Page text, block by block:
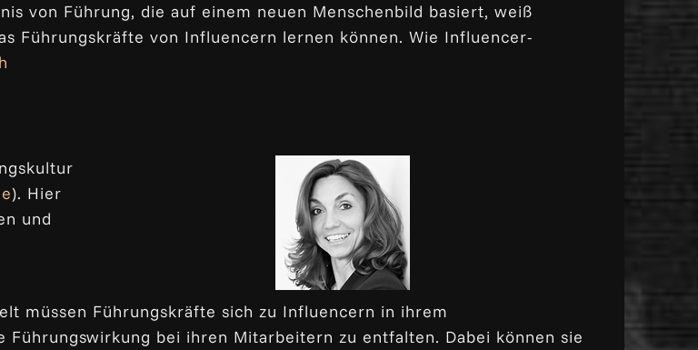
von Führung, die auf einem neuen Menschenbild basiert, weiß
Führungskräfte von Influencern lernen können. Wie Influencer-
). Hier
und
müssen Führungskräfte sich zu Influencern in ihrem
bei ihren Mitarbeitern zu entfalten. Dabei können sie